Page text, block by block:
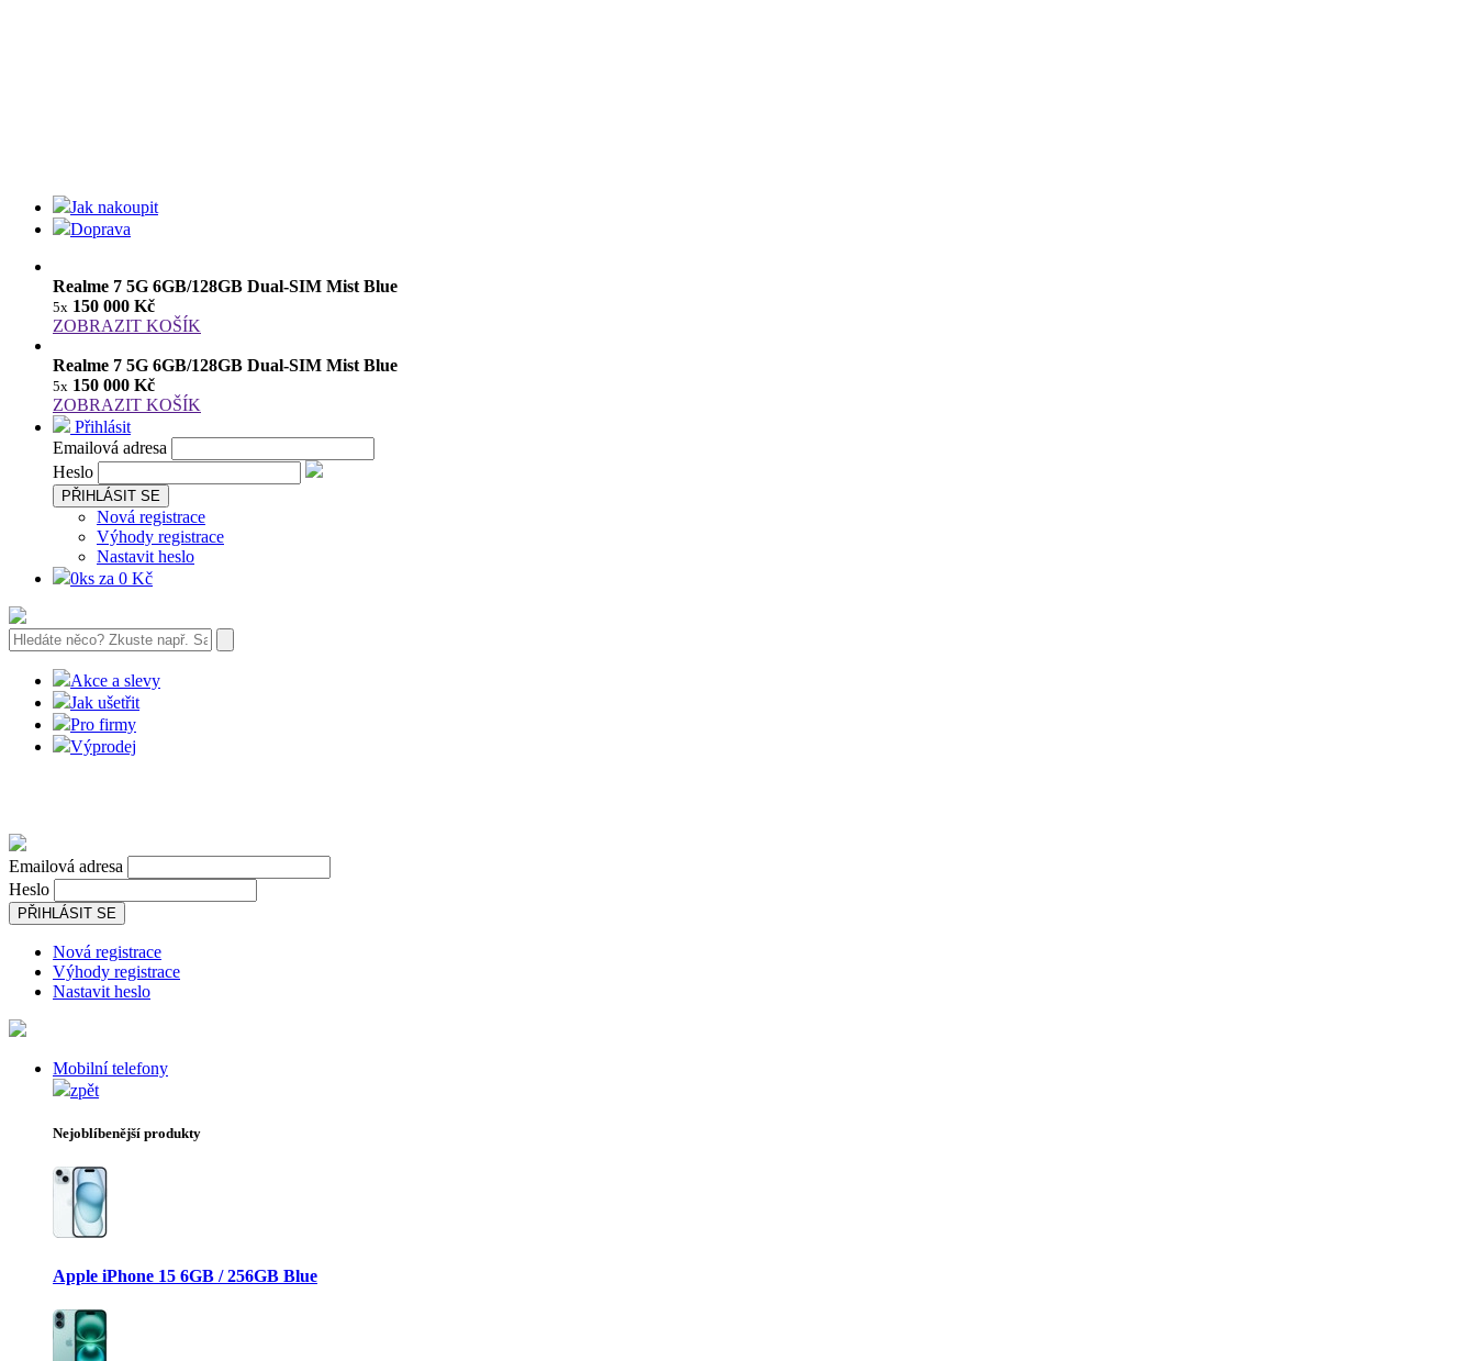
Jak nakoupit
Doprava
Realme 7 5G 6GB/128GB Dual-SIM Mist Blue
5x 150 000 Kč
ZOBRAZIT KOŠÍK
Realme 7 5G 6GB/128GB Dual-SIM Mist Blue
5x 150 000 Kč
ZOBRAZIT KOŠÍK
Přihlásit
Emailová adresa
Heslo
PŘIHLÁSIT SE
Nová registrace
Výhody registrace
Nastavit heslo
0ks za 0 Kč
Akce a slevy
Jak ušetřit
Pro firmy
Výprodej
Emailová adresa
Heslo
PŘIHLÁSIT SE
Nová registrace
Výhody registrace
Nastavit heslo
Mobilní telefony
zpět
Nejoblíbenější produkty
Apple iPhone 15 6GB / 256GB Blue